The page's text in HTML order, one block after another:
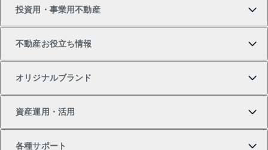
中古マンションの購入
一戸建ての売却・査定
物件を借りる
貸したいTOP
投資用・事業用不動産
不動産お役立ち情報
オリジナルブランド
資産運用・活用
各種サポート